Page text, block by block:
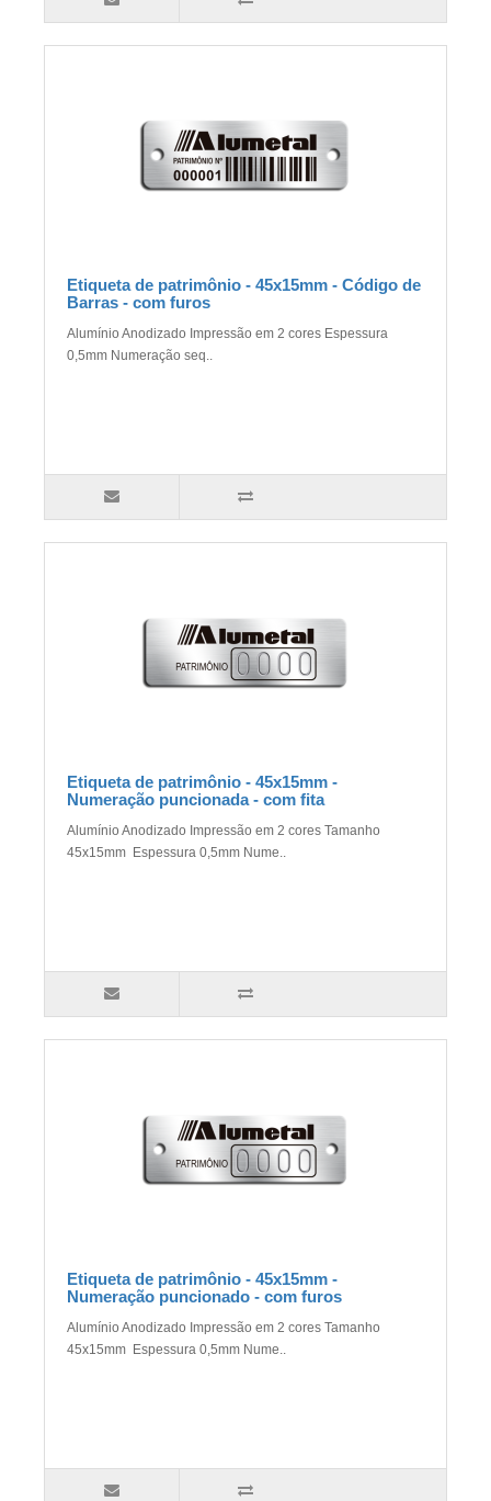
Etiqueta de patrimônio - 45x15mm - Código de
Barras - com furos
Alumínio Anodizado Impressão em 2 cores Espessura
0,5mm Numeração seq..
Etiqueta de patrimônio - 45x15mm -
Numeração puncionada - com fita
Alumínio Anodizado Impressão em 2 cores Tamanho
45x15mm Espessura 0,5mm Nume..
Etiqueta de patrimônio - 45x15mm -
Numeração puncionado - com furos
Alumínio Anodizado Impressão em 2 cores Tamanho
45x15mm Espessura 0,5mm Nume..